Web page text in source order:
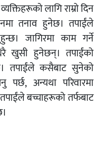
लागि राम्रो दिन
तनाव हुनेछ। तपाईंले
जागिरमा काम गर्ने
खुसी हुनेछन्। तपाईंको
तपाईंले कसैबाट सुनेको
पर्छ, अन्यथा परिवारमा
बच्चाहरूको तर्फबाट